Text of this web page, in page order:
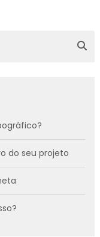
do seu projeto